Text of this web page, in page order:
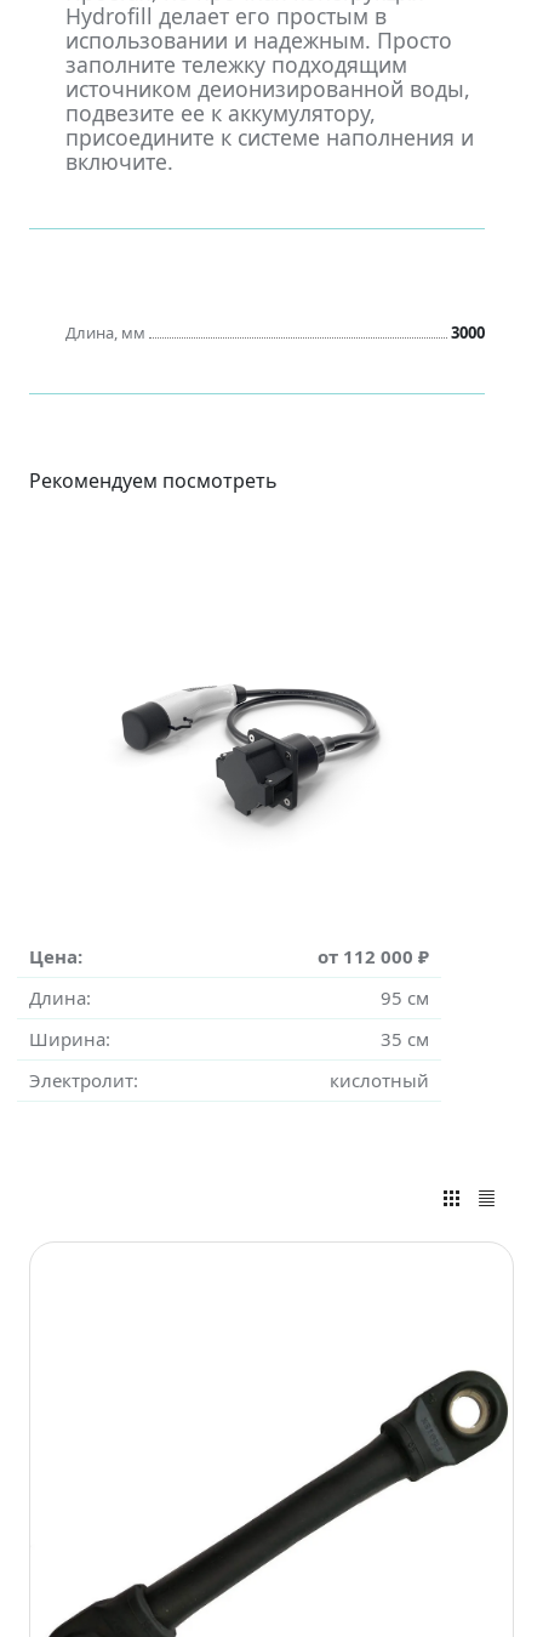
Hydrofill делает его простым в
использовании и надежным. Просто
заполните тележку подходящим
источником деионизированной воды,
подвезите ее к аккумулятору,
присоедините к системе наполнения и
включите.
Длина, мм 3000
Рекомендуем посмотреть
Цена:
от 112 000 ₽
Длина:
95 см
Ширина:
35 см
Электролит:
кислотный